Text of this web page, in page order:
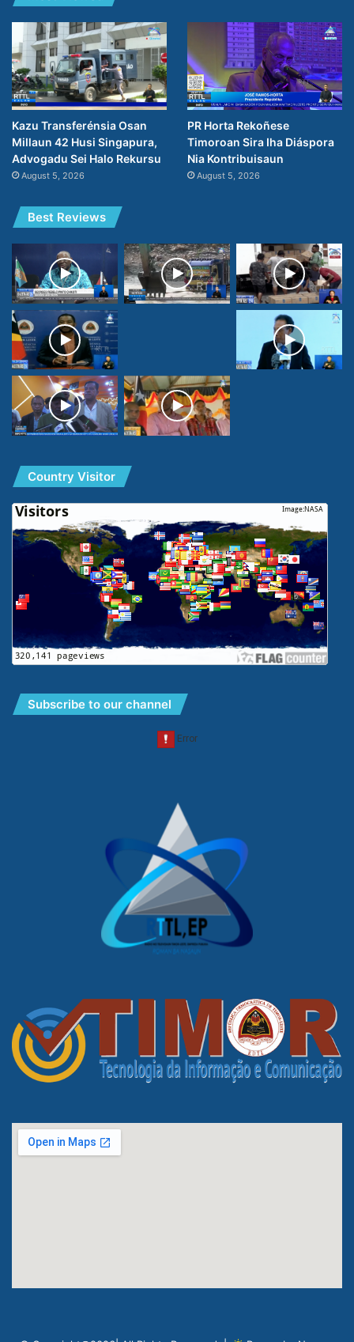
Kazu Transferénsia Osan
Millaun 42 Husi Singapura,
Advogadu Sei Halo Rekursu
August 5, 2026
PR Horta Rekoñese
Timoroan Sira Iha Diáspora
Nia Kontribuisaun
August 5, 2026
Best Reviews
Country Visitor
Subscribe to our channel